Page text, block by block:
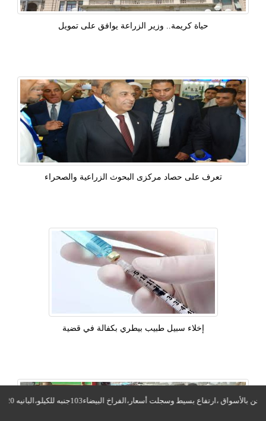
حياة كريمة.. وزير الزراعة يوافق على تمويل
تعرف على حصاد مركزى البحوث الزراعية والصحراء
إخلاء سبيل طبيب بيطري بكفالة في قضية